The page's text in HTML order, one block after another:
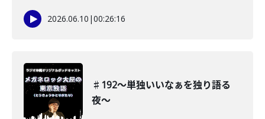
2026.06.10 |00:26:16
♯192〜単独いいなぁを独り語る
夜〜